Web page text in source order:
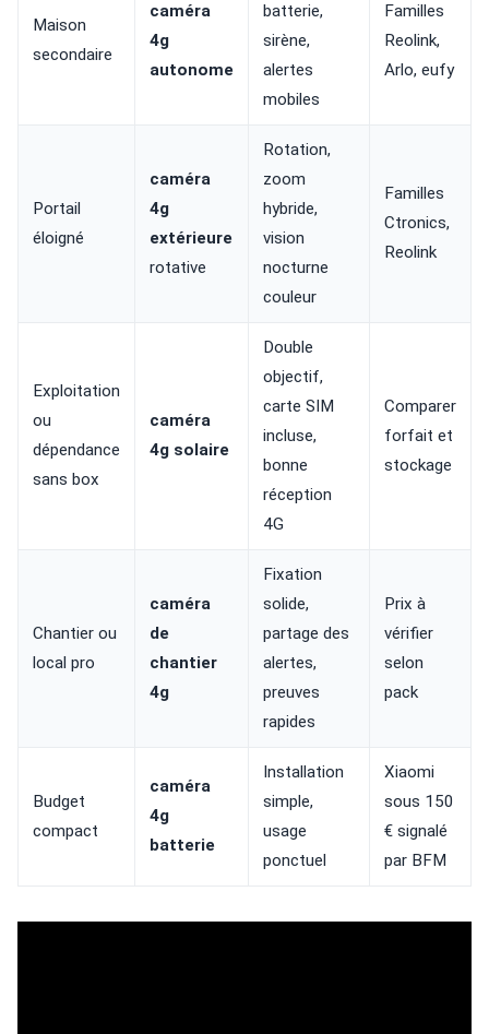
Maison
secondaire
caméra
4g
autonome
batterie,
sirène,
alertes
mobiles
Familles
Reolink,
Arlo, eufy
Portail
éloigné
caméra
4g
extérieure
rotative
Rotation,
zoom
hybride,
vision
nocturne
couleur
Familles
Ctronics,
Reolink
Exploitation
ou
dépendance
sans box
caméra
4g solaire
Double
objectif,
carte SIM
incluse,
bonne
réception
4G
Comparer
forfait et
stockage
Chantier ou
local pro
caméra
de
chantier
4g
Fixation
solide,
partage des
alertes,
preuves
rapides
Prix à
vérifier
selon
pack
Budget
compact
caméra
4g
batterie
Installation
simple,
usage
ponctuel
Xiaomi
sous 150
€ signalé
par BFM